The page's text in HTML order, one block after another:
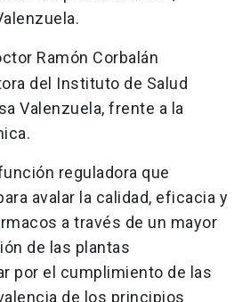
Ramón Corbalán
del Instituto de Salud
Valenzuela, frente a la
reguladora que
avalar la calidad, eficacia y
a través de un mayor
de las plantas
por el cumplimiento de las
de los principios